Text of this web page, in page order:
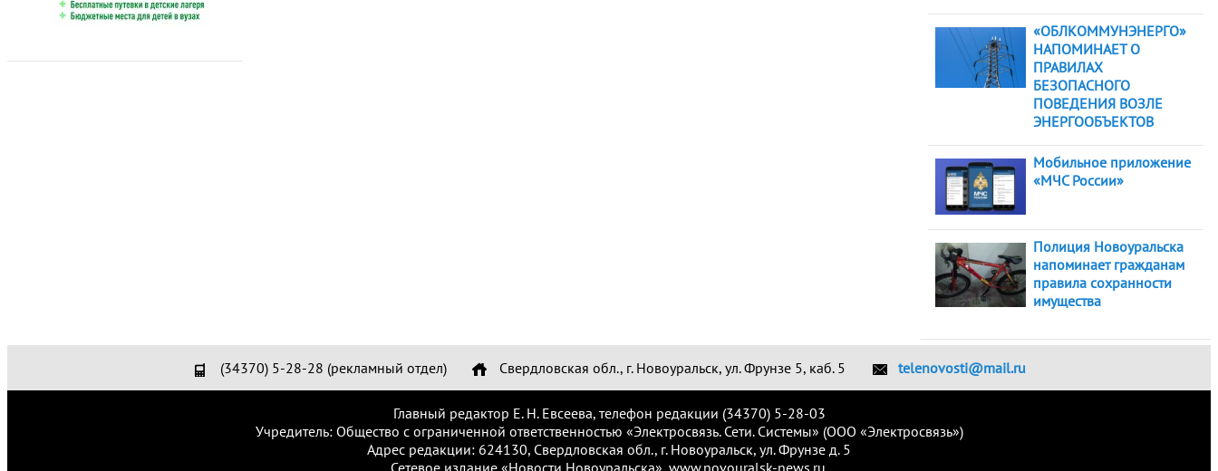
«ОБЛКОММУНЭНЕРГО»
НАПОМИНАЕТ О
ПРАВИЛАХ
БЕЗОПАСНОГО
ПОВЕДЕНИЯ ВОЗЛЕ
ЭНЕРГООБЪЕКТОВ
Мобильное приложение
«МЧС России»
Полиция Новоуральска
напоминает гражданам
правила сохранности
имущества
(34370) 5-28-28 (рекламный отдел) Свердловская обл., г. Новоуральск, ул. Фрунзе 5, каб. 5 telenovosti@mail.ru
Главный редактор Е. Н. Евсеева, телефон редакции (34370) 5-28-03
Учредитель: Общество с ограниченной ответственностью «Электросвязь. Сети. Системы» (ООО «Электросвязь»)
Адрес редакции: 624130, Свердловская обл., г. Новоуральск, ул. Фрунзе д. 5